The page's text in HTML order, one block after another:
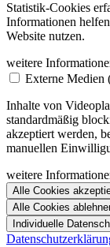
Statistik-Cookies
Informationen
Website nutzen.
weitere
Externe Medien
Inhalte von
standardmäßig
akzeptiert werden,
manuellen
weitere
Alle Cookies
Alle Cookies
Individuelle